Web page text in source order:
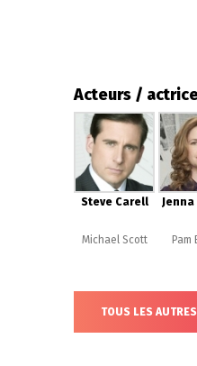
Acteurs /
Steve Carell
Michael Scott
Jenna
Pam
TOUS LES